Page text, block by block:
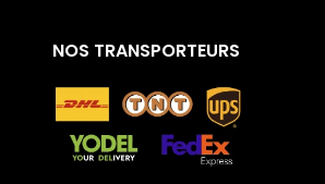
NOS TRANSPORTEURS